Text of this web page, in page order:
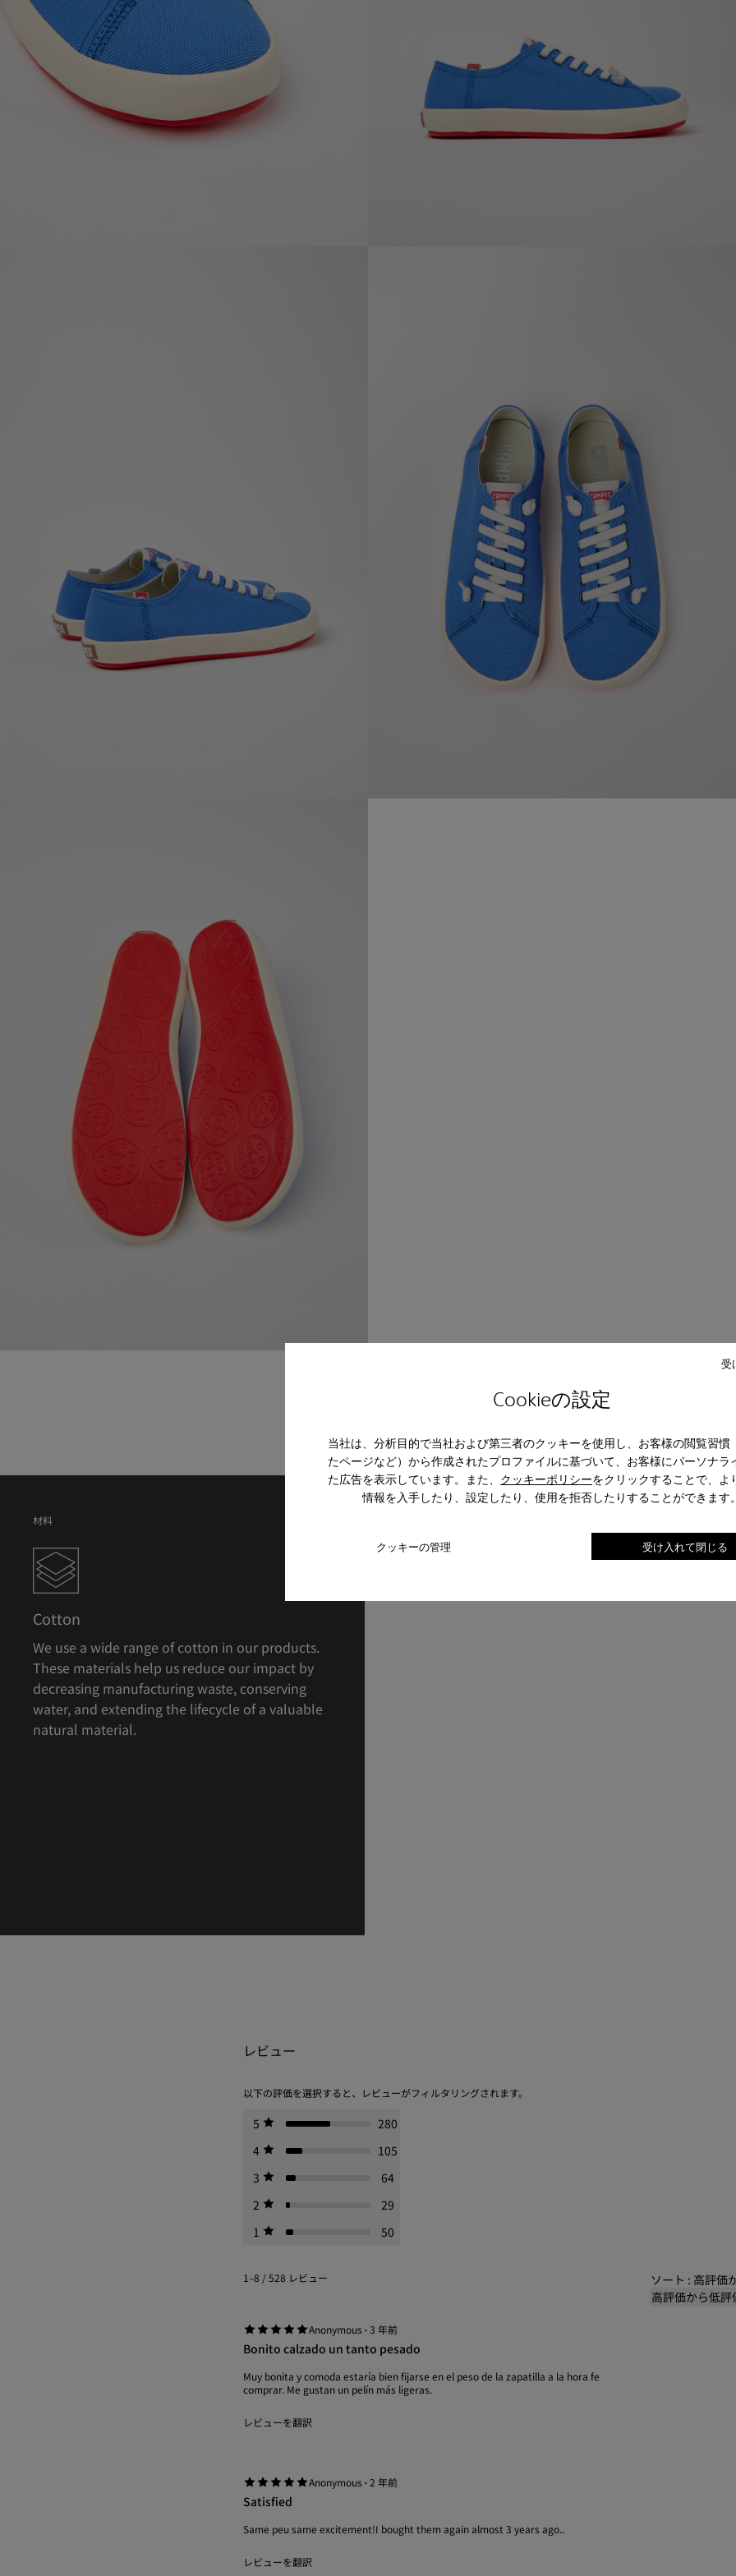
Cookieの設定
当社は、分析目的で当社および第三者のクッキーを使用し、お客様の閲覧習慣
たページなど）から作成されたプロファイルに基づいて、お客様にパーソナラ
た広告を表示しています。また、 クッキーポリシーをクリックすることで、よ
情報を入手したり、設定したり、使用を拒否したりすることができます。
クッキーの管理
受
受け入れて閉じる
材料
Cotton
We use a wide range of cotton in our products.
These materials help us reduce our impact by
decreasing manufacturing waste, conserving
water, and extending the lifecycle of a valuable
natural material.
レビュー
以下の評価を選択すると、レビューがフィルタリングされます。
5
280
4
105
3
64
2
29
1
50
1–8 / 528 レビュー
ソート : 高評価
高評価から低評
Anonymous ·3 年前
Bonito calzado un tanto pesado
Muy bonita y comoda estaría bien fijarse en el peso de la zapatilla a la hora fe
comprar. Me gustan un pelín más ligeras.
レビューを翻訳
Anonymous ·2 年前
Satisfied
Same peu same excitement!I bought them again almost 3 years ago..
レビューを翻訳